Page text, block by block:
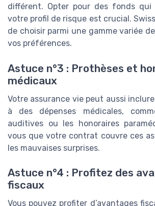
différent. Opter pour des fonds qui
votre profil de risque est crucial.
de choisir parmi une gamme variée
vos préférences.
Astuce n°3 : Prothèses et
médicaux
Votre assurance vie peut aussi
à des dépenses médicales,
auditives ou les honoraires
vous que votre contrat couvre ces
les mauvaises surprises.
Astuce n°4 : Profitez des
fiscaux
Vous pouvez profiter d’avantages